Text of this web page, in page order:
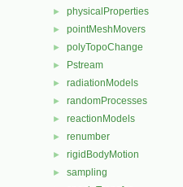
► physicalProperties
► pointMeshMovers
► polyTopoChange
► Pstream
► radiationModels
► randomProcesses
► reactionModels
► renumber
► rigidBodyMotion
► sampling